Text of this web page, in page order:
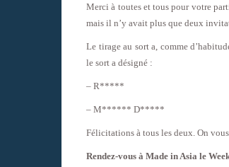
Merci à toutes et tous pour votre
mais il n’y avait plus que deux
Le tirage au sort a, comme
le sort a désigné :
– R*****
– M****** D*****
Félicitations à tous les deux. On
Rendez-vous à Made in Asia le